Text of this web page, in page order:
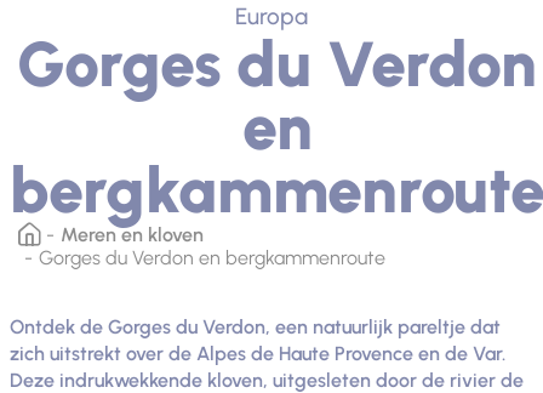
Gorges du Verdon
en
Europa
Meren en kloven
Gorges du Verdon en bergkammenroute
Ontdek de Gorges du Verdon, een natuurlijk pareltje dat
zich uitstrekt over de Alpes de Haute Provence en de Var.
Deze indrukwekkende kloven, uitgesleten door de rivier de